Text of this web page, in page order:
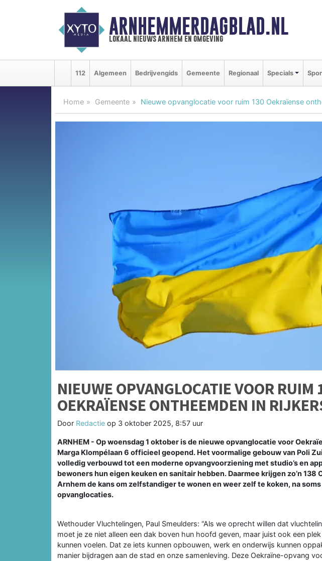
ARNHEMMERDAGBLAD.NL
lokaal nieuws arnhem en omgeving
112 Algemeen Bedrijvengids Gemeente Regionaal Specials
Home Gemeente Nieuwe opvanglocatie voor ruim 130 Oekraïense
NIEUWE OPVANGLOCATIE VOOR RUIM
OEKRAÏENSE ONTHEEMDEN IN
Door Redactie op 3 oktober 2025, 8:57 uur
ARNHEM - Op woensdag 1 oktober is de nieuwe opvanglocatie voor
Marga Klompélaan 6 officieel geopend. Het voormalige gebouw van Poli
volledig verbouwd tot een moderne opvangvoorziening met studio’s en
bewoners hun eigen keuken en sanitair hebben. Daarmee krijgen zo’n 138
Arnhem de kans om zelfstandiger te wonen en weer zelf te koken, na
opvanglocaties.
Wethouder Vluchtelingen, Paul Smeulders: “Als we oprecht willen dat
moet je ze niet alleen een dak boven hun hoofd geven, maar juist ook een
kunnen voelen. Dat ze iets kunnen opbouwen, werk en onderwijs kunnen
manier bijdragen aan de stad en onze samenleving. Deze Oekraïne-opvang